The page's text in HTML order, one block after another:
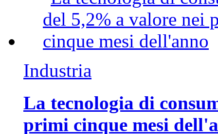
Industria
La tecnologia di
primi cinque mesi